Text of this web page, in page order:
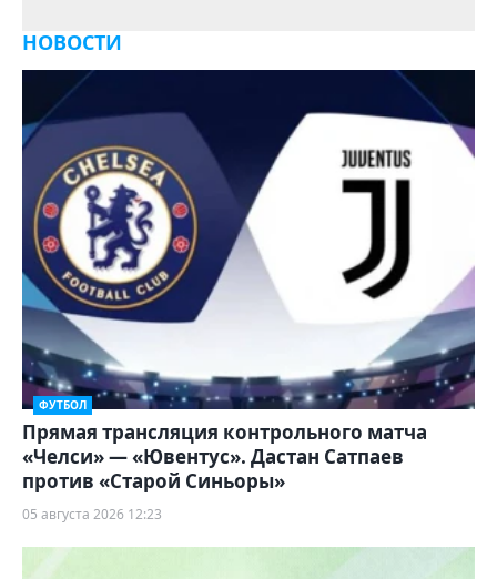
НОВОСТИ
ФУТБОЛ
Прямая трансляция контрольного матча
«Челси» — «Ювентус». Дастан Сатпаев
против «Старой Синьоры»
05 августа 2026 12:23